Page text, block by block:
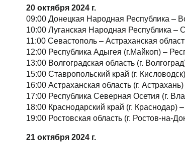
20 октября 2024 г.
09:00 Донецкая Народная Республика –
10:00 Луганская Народная Республика –
11:00 Севастополь – Астраханская
12:00 Республика Адыгея (г.Майкоп) –
13:00 Волгоградская область (г.
15:00 Ставропольский край (г.
16:00 Астраханская область (г.
17:00 Республика Северная Осетия (г.
18:00 Краснодарский край (г. Краснодар)
19:00 Ростовская область (г. Ростов-на-
21 октября 2024 г.